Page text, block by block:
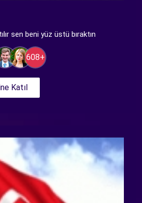
sen beni yüz üstü bıraktın
608+
Katıl